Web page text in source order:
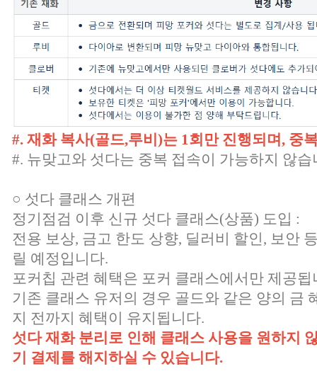
#. 재화 복사(골드,루비)는 1회만 진행되며, 중
#. 뉴맞고와 섯다는 중복 접속이 가능하지 않습
○ 섯다 클래스 개편
정기점검 이후 신규 섯다 클래스(상품) 도입 :
전용 보상, 금고 한도 상향, 딜러비 할인, 보안
릴 예정입니다.
포커칩 관련 혜택은 포커 클래스에서만 제공됩
기존 클래스 유저의 경우 골드와 같은 양의 금
지 전까지 혜택이 유지됩니다.
섯다 재화 분리로 인해 클래스 사용을 원하지
기 결제를 해지하실 수 있습니다.